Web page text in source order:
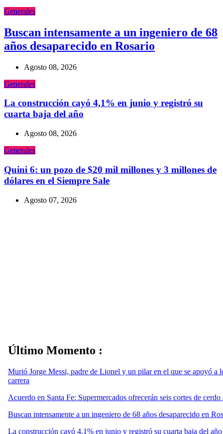
Generales
Buscan intensamente a un ingeniero de 68
años desaparecido en Rosario
Agosto 08, 2026
Generales
La construcción cayó 4,1% en junio y registró su
cuarta baja del año
Agosto 08, 2026
Generales
Quini 6: un pozo de $20 mil millones y 3 millones de
dólares en el Siempre Sale
Agosto 07, 2026